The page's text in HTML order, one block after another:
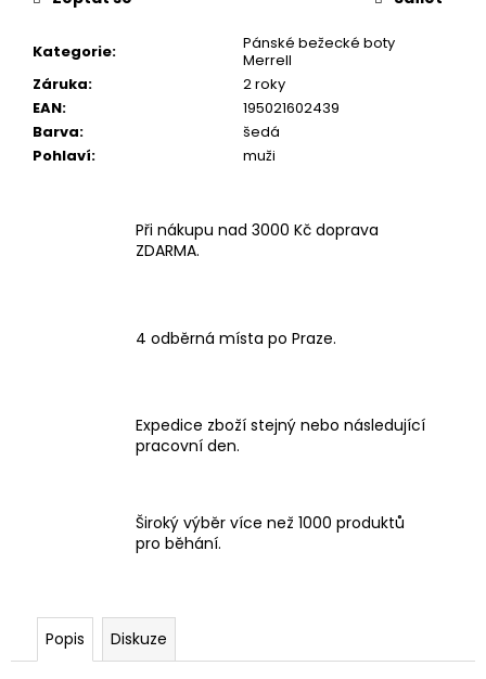
Kategorie:
Pánské bežecké boty
Merrell
Záruka:
2 roky
EAN:
195021602439
Barva:
šedá
Pohlaví: muži
Při nákupu nad 3000 Kč doprava
ZDARMA.
4 odběrná místa po Praze.
Expedice zboží stejný nebo následující
pracovní den.
Široký výběr více než 1000 produktů
pro běhání.
Popis Diskuze